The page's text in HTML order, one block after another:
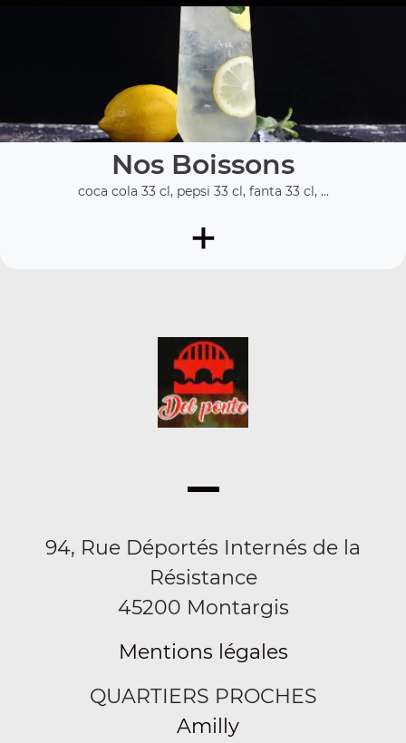
Nos Boissons
coca cola 33 cl, pepsi 33 cl, fanta 33 cl, ...
+
94, Rue Déportés Internés de la
Résistance
45200 Montargis
Mentions légales
QUARTIERS PROCHES
Amilly